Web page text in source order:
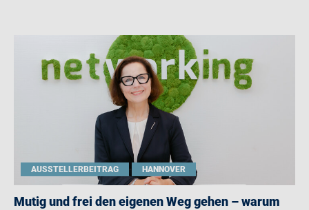
AUSSTELLERBEITRAG HANNOVER
Mutig und frei den eigenen Weg gehen – warum